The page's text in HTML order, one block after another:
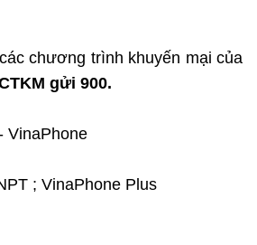
chương trình khuyến mại của
gửi 900.
VinaPhone
; VinaPhone Plus